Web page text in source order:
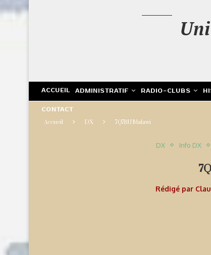
ACCUEIL ADMINISTRATIF RADIO-CLUBS
CONTACT
Accueil DX 7Q7RU Malawi
DX Info DX
Rédigé par